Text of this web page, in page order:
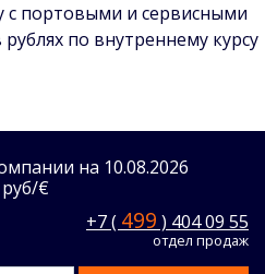
с портовыми и сервисными
по внутреннему курсу
на 10.08.2026
руб/€
+7 ( 499 ) 404 09 55
отдел продаж